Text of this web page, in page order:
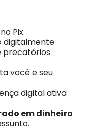
Pix
digitalmente
precatórios
você e seu
digital ativa
em dinheiro